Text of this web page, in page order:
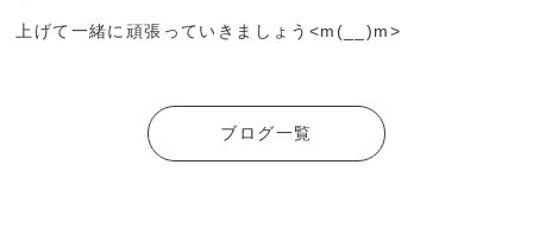
上げて一緒に頑張っていきましょう<m(__)m>
ブログ一覧